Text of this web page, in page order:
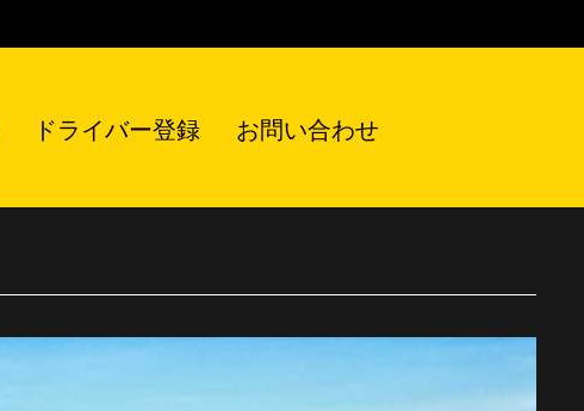
ドライバー登録 お問い合わせ